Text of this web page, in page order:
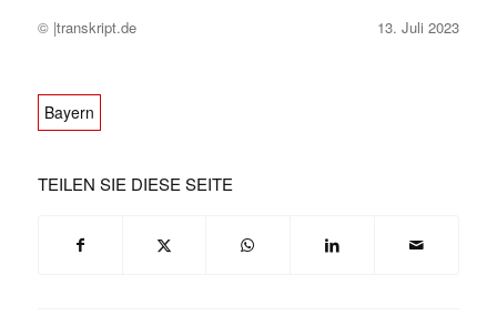
© |transkript.de 13. Juli 2023
Bayern
TEILEN SIE DIESE SEITE